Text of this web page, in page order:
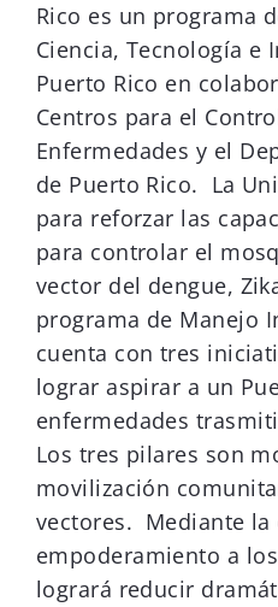
Rico es un programa
Ciencia, Tecnología e
Puerto Rico en
Centros para el
Enfermedades y el
de Puerto Rico. La
para reforzar las
para controlar el
vector del dengue,
programa de Manejo
cuenta con tres
lograr aspirar a un
enfermedades
Los tres pilares son
movilización
vectores. Mediante la
empoderamiento a
logrará reducir